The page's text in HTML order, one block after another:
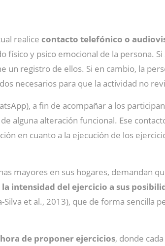
realice contacto telefónico o
físico y psico emocional de la persona.
un registro de ellos. Si en cambio, la
necesarios para que la actividad no
a fin de acompañar a los
alguna alteración funcional. Ese
en cuanto a la ejecución de los
mayores en sus hogares, demandan
intensidad del ejercicio a sus
Silva et al., 2013), que de forma sencilla
de proponer ejercicios, donde